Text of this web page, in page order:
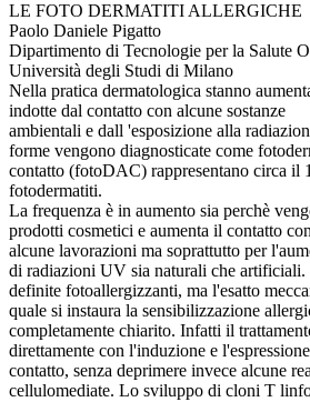
LE FOTO DERMATITI ALLERGICHE
Paolo Daniele Pigatto
Dipartimento di Tecnologie per la Salute
Università degli Studi di Milano
Nella pratica dermatologica stanno
indotte dal contatto con alcune sostanze
ambientali e dall 'esposizione alla
forme vengono diagnosticate come
contatto (fotoDAC) rappresentano circa il
fotodermatiti.
La frequenza è in aumento sia perchè
prodotti cosmetici e aumenta il contatto
alcune lavorazioni ma soprattutto per
di radiazioni UV sia naturali che artificiali.
definite fotoallergizzanti, ma l'esatto
quale si instaura la sensibilizzazione
completamente chiarito. Infatti il
direttamente con l'induzione e
contatto, senza deprimere invece alcune
cellulomediate. Lo sviluppo di cloni T